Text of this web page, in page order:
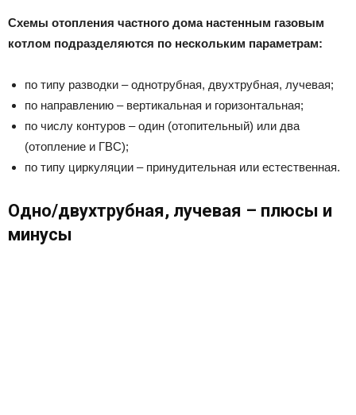
Схемы отопления частного дома настенным газовым
котлом подразделяются по нескольким параметрам:
по типу разводки – однотрубная, двухтрубная, лучевая;
по направлению – вертикальная и горизонтальная;
по числу контуров – один (отопительный) или два
(отопление и ГВС);
по типу циркуляции – принудительная или естественная.
Одно/двухтрубная, лучевая – плюсы и
минусы